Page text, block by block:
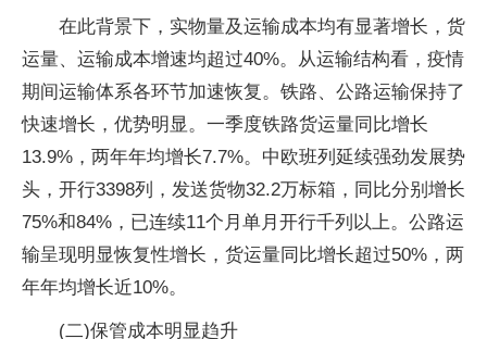
在此背景下，实物量及运输成本均有显著增长，货
运量、运输成本增速均超过40%。从运输结构看，疫情
期间运输体系各环节加速恢复。铁路、公路运输保持了
快速增长，优势明显。一季度铁路货运量同比增长
13.9%，两年年均增长7.7%。中欧班列延续强劲发展势
头，开行3398列，发送货物32.2万标箱，同比分别增长
75%和84%，已连续11个月单月开行千列以上。公路运
输呈现明显恢复性增长，货运量同比增长超过50%，两
年年均增长近10%。
(二)保管成本明显趋升